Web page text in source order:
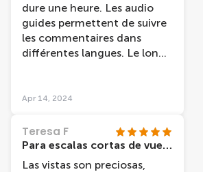
dure une heure. Les audio
guides permettent de suivre
les commentaires dans
différentes langues. Le long
la ville et des monuments
confort est rudimentaire.
Apr 14, 2024
Teresa F
Para escalas cortas de vuelo
Las vistas son preciosas,